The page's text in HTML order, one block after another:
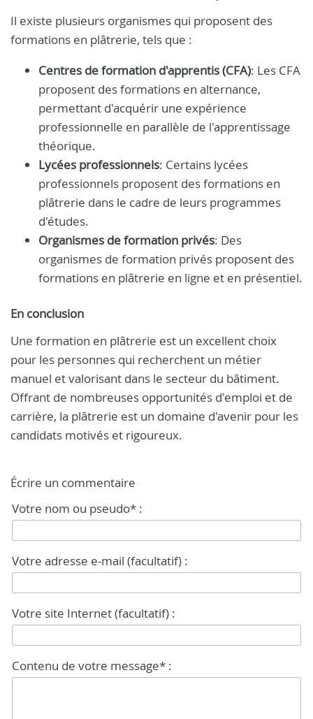
Il existe plusieurs organismes qui proposent des
formations en plâtrerie, tels que :
Centres de formation d'apprentis (CFA): Les CFA
proposent des formations en alternance,
permettant d'acquérir une expérience
professionnelle en parallèle de l'apprentissage
théorique.
Lycées professionnels: Certains lycées
professionnels proposent des formations en
plâtrerie dans le cadre de leurs programmes
d'études.
Organismes de formation privés: Des
organismes de formation privés proposent des
formations en plâtrerie en ligne et en présentiel.
En conclusion
Une formation en plâtrerie est un excellent choix
pour les personnes qui recherchent un métier
manuel et valorisant dans le secteur du bâtiment.
Offrant de nombreuses opportunités d'emploi et de
carrière, la plâtrerie est un domaine d'avenir pour les
candidats motivés et rigoureux.
Écrire un commentaire
Votre nom ou pseudo* :
Votre adresse e-mail (facultatif) :
Votre site Internet (facultatif) :
Contenu de votre message* :